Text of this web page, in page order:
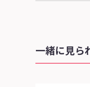
一緒に見ら